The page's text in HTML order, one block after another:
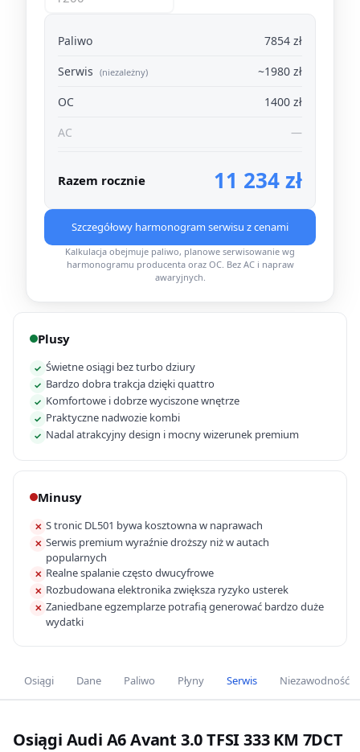
Paliwo
7854 zł
Serwis (niezależny)
~1980 zł
OC
1400 zł
AC
—
Razem rocznie 11 234 zł
Szczegółowy harmonogram serwisu z cenami
Kalkulacja obejmuje paliwo, planowe serwisowanie wg
harmonogramu producenta oraz OC. Bez AC i napraw
awaryjnych.
Plusy
✓ Świetne osiągi bez turbo dziury
✓ Bardzo dobra trakcja dzięki quattro
✓ Komfortowe i dobrze wyciszone wnętrze
✓ Praktyczne nadwozie kombi
✓ Nadal atrakcyjny design i mocny wizerunek premium
Minusy
✕ S tronic DL501 bywa kosztowna w naprawach
✕ Serwis premium wyraźnie droższy niż w autach
popularnych
✕ Realne spalanie często dwucyfrowe
✕ Rozbudowana elektronika zwiększa ryzyko usterek
✕ Zaniedbane egzemplarze potrafią generować bardzo duże
wydatki
Osiągi Dane Paliwo Płyny Serwis Niezawodność
Osiągi Audi A6 Avant 3.0 TFSI 333 KM 7DCT